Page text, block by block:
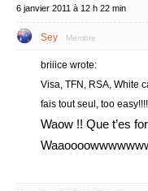
6 janvier 2011 à 12 h 22 min
Sey Membre
briiice wrote:
Visa, TFN, RSA, White
fais tout seul, too
Waow !! Que t’es